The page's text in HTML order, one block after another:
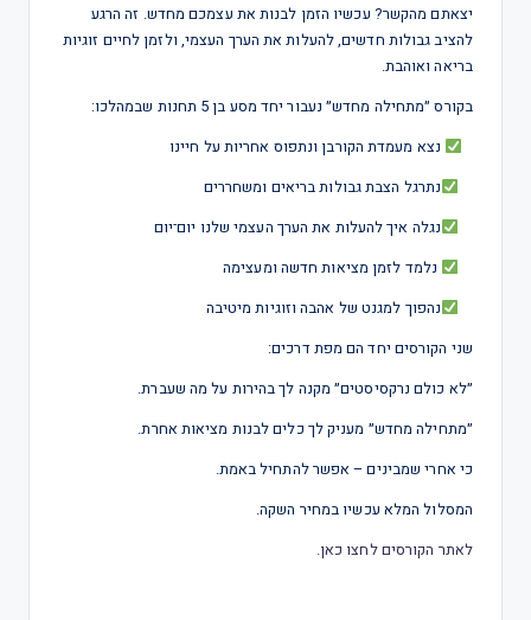
יצאתם מהקשר? עכשיו הזמן לבנות את עצמכם מחדש. זה הרגע
להציב גבולות חדשים, להעלות את הערך העצמי, ולזמן לחיים זוגיות
בריאה ואוהבת.
בקורס ״מתחילה מחדש״ נעבור יחד מסע בן 5 תחנות שבמהלכו:
נצא מעמדת הקורבן ונתפוס אחריות על חיינו
נתרגל הצבת גבולות בריאים ומשחררים
נגלה איך להעלות את הערך העצמי שלנו יום־יום
נלמד לזמן מציאות חדשה ומעצימה
נהפוך למגנט של אהבה וזוגיות מיטיבה
שני הקורסים יחד הם מפת דרכים:
״לא כולם נרקסיסטים״ מקנה לך בהירות על מה שעברת.
״מתחילה מחדש״ מעניק לך כלים לבנות מציאות אחרת.
כי אחרי שמבינים – אפשר להתחיל באמת.
המסלול המלא עכשיו במחיר השקה.
לאתר הקורסים לחצו כאן.